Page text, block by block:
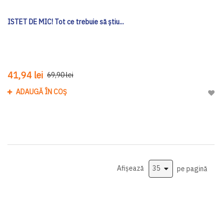
ISTET DE MIC! Tot ce trebuie să ştiu...
41,94 lei 69,90 lei
ADAUGĂ ÎN COȘ
Afișează pe pagină